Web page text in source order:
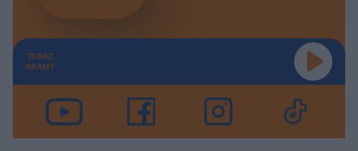
TERAZ
GRAMY